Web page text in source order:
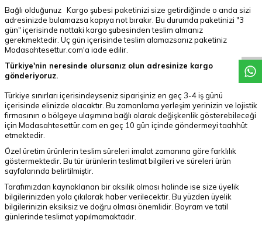
Bağlı olduğunuz Kargo şubesi paketinizi size getirdiğinde o anda sizi
adresinizde bulamazsa kapıya not bırakır. Bu durumda paketinizi "3
gün" içerisinde nottaki kargo şubesinden teslim almanız
gerekmektedir. Üç gün içerisinde teslim alamazsanız paketiniz
Modasahtesettur.com'a iade edilir.
Türkiye'nin neresinde olursanız olun adresinize kargo
gönderiyoruz.
Türkiye sınırları içerisindeyseniz siparişiniz en geç 3-4 iş günü
içerisinde elinizde olacaktır. Bu zamanlama yerleşim yerinizin ve lojistik
firmasının o bölgeye ulaşımına bağlı olarak değişkenlik gösterebileceği
için Modasahtesettür.com en geç 10 gün içinde göndermeyi taahhüt
etmektedir.
Özel üretim ürünlerin teslim süreleri imalat zamanına göre farklılık
göstermektedir. Bu tür ürünlerin teslimat bilgileri ve süreleri ürün
sayfalarında belirtilmiştir.
Tarafımızdan kaynaklanan bir aksilik olması halinde ise size üyelik
bilgilerinizden yola çıkılarak haber verilecektir. Bu yüzden üyelik
bilgilerinizin eksiksiz ve doğru olması önemlidir. Bayram ve tatil
günlerinde teslimat yapılmamaktadır.